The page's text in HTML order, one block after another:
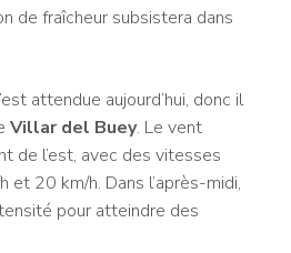
de fraîcheur subsistera dans
attendue aujourd’hui, donc il
Villar del Buey. Le vent
de l’est, avec des vitesses
et 20 km/h. Dans l’après-midi,
pour atteindre des